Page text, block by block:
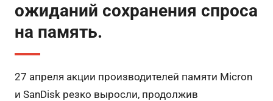
ожиданий сохранения спроса
на память.
27 апреля акции производителей памяти Micron
и SanDisk резко выросли, продолжив